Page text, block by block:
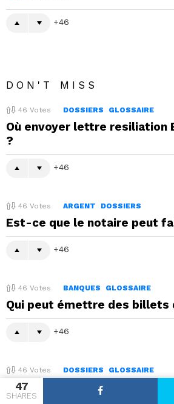
47
SHARES
46
DON'T MISS
46 Votes DOSSIERS GLOSSAIRE
Où envoyer lettre resiliation
?
46
46 Votes ARGENT DOSSIERS
Est-ce que le notaire peut
46
46 Votes BANQUES GLOSSAIRE
Qui peut émettre des billets
46
46 Votes DOSSIERS GLOSSAIRE
Où payer par PayPal ?